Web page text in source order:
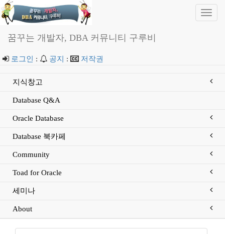
꿈꾸는 개발자, DBA 커뮤니티 구루비
로그인 : 공지 : 저작권
지식창고
Database Q&A
Oracle Database
Database 북카페
Community
Toad for Oracle
세미나
About